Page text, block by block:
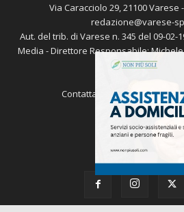
redazione@varese-
Aut. del trib. di Varese n. 345 del 09-02-
Media - Direttore Responsabile:
Pubblicità
SEGUICI